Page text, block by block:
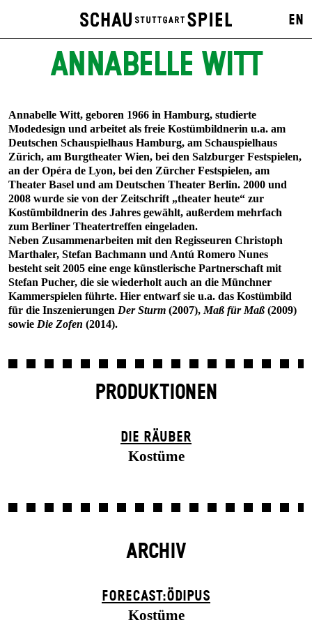
EN
ANNABELLE WITT
Annabelle Witt, geboren 1966 in Hamburg, studierte
Modedesign und arbeitet als freie Kostümbildnerin u.a. am
Deutschen Schauspielhaus Hamburg, am Schauspielhaus
Zürich, am Burgtheater Wien, bei den Salzburger Festspielen,
an der Opéra de Lyon, bei den Zürcher Festspielen, am
Theater Basel und am Deutschen Theater Berlin. 2000 und
2008 wurde sie von der Zeitschrift „theater heute“ zur
Kostümbildnerin des Jahres gewählt, außerdem mehrfach
zum Berliner Theatertreffen eingeladen.
Neben Zusammenarbeiten mit den Regisseuren Christoph
Marthaler, Stefan Bachmann und Antú Romero Nunes
besteht seit 2005 eine enge künstlerische Partnerschaft mit
Stefan Pucher, die sie wiederholt auch an die Münchner
Kammerspielen führte. Hier entwarf sie u.a. das Kostümbild
für die Inszenierungen Der Sturm (2007), Maß für Maß (2009)
sowie Die Zofen (2014).
PRODUKTIONEN
DIE RÄUBER
Kostüme
ARCHIV
FORECAST:ÖDIPUS
Kostüme